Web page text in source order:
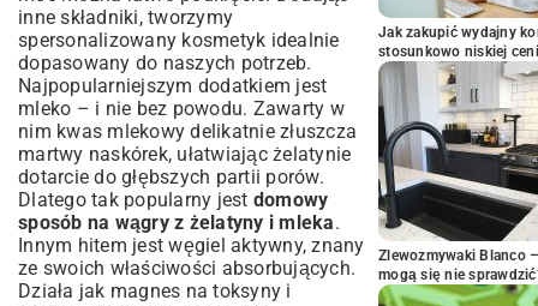
inne składniki, tworzymy
spersonalizowany kosmetyk idealnie
dopasowany do naszych potrzeb.
Najpopularniejszym dodatkiem jest
mleko – i nie bez powodu. Zawarty w
nim kwas mlekowy delikatnie złuszcza
martwy naskórek, ułatwiając żelatynie
dotarcie do głębszych partii porów.
Dlatego tak popularny jest domowy
sposób na wągry z żelatyny i mleka.
Innym hitem jest węgiel aktywny, znany
ze swoich właściwości absorbujących.
Działa jak magnes na toksyny i
Jak zakupić wydajny
stosunkowo niskiej
Zlewozmywaki Blanco
mogą się nie